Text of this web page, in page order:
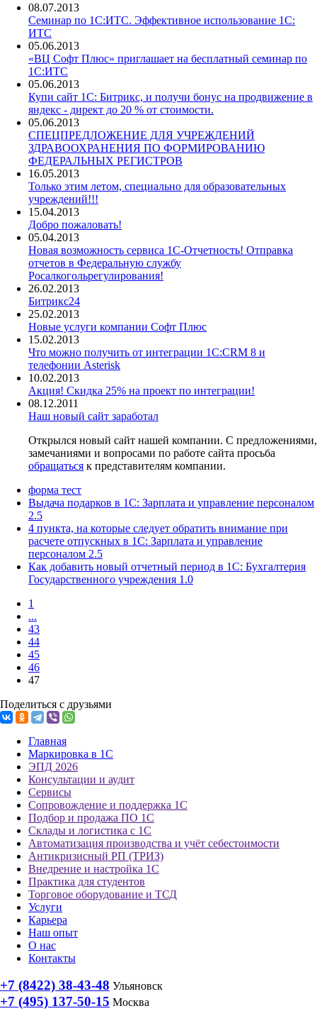
08.07.2013
Семинар по 1С:ИТС. Эффективное использование 1С:
ИТС
05.06.2013
«ВЦ Софт Плюс» приглашает на бесплатный семинар по
1С:ИТС
05.06.2013
Купи сайт 1С: Битрикс, и получи бонус на продвижение в
яндекс - директ до 20 % от стоимости.
05.06.2013
СПЕЦПРЕДЛОЖЕНИЕ ДЛЯ УЧРЕЖДЕНИЙ
ЗДРАВООХРАНЕНИЯ ПО ФОРМИРОВАНИЮ
ФЕДЕРАЛЬНЫХ РЕГИСТРОВ
16.05.2013
Только этим летом, специально для образовательных
учреждений!!!
15.04.2013
Добро пожаловать!
05.04.2013
Новая возможность сервиса 1С-Отчетность! Отправка
отчетов в Федеральную службу
Росалкогольрегулирования!
26.02.2013
Битрикс24
25.02.2013
Новые услуги компании Софт Плюс
15.02.2013
Что можно получить от интеграции 1С:CRM 8 и
телефонии Asterisk
10.02.2013
Акция! Скидка 25% на проект по интеграции!
08.12.2011
Наш новый сайт заработал
Открылся новый сайт нашей компании. С предложениями,
замечаниями и вопросами по работе сайта просьба
обращаться к представителям компании.
форма тест
Выдача подарков в 1С: Зарплата и управление персоналом
2.5
4 пункта, на которые следует обратить внимание при
расчете отпускных в 1С: Зарплата и управление
персоналом 2.5
Как добавить новый отчетный период в 1С: Бухгалтерия
Государственного учреждения 1.0
1
...
43
44
45
46
47
Поделиться с друзьями
Главная
Маркировка в 1С
ЭПД 2026
Консультации и аудит
Сервисы
Сопровождение и поддержка 1С
Подбор и продажа ПО 1С
Склады и логистика с 1С
Автоматизация производства и учёт себестоимости
Антикризисный РП (ТРИЗ)
Внедрение и настройка 1С
Практика для студентов
Торговое оборудование и ТСД
Услуги
Карьера
Наш опыт
О нас
Контакты
+7 (8422) 38-43-48 Ульяновск
+7 (495) 137-50-15 Москва